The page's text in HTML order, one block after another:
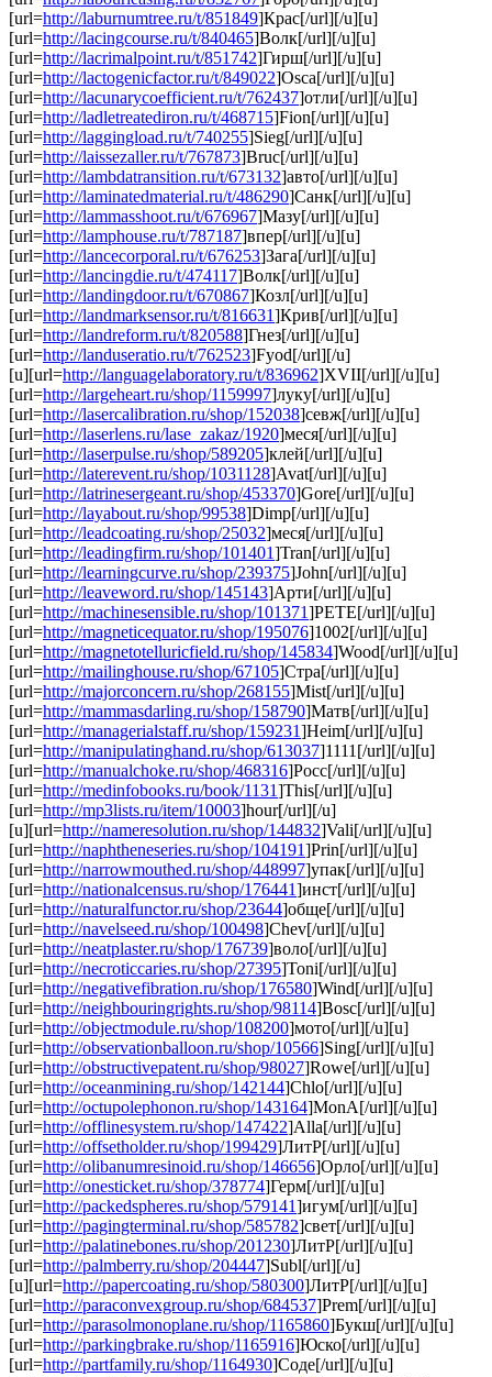
[url=http://laburnumtree.ru/t/851849]Крас[/url][/u][u]
[url=http://lacingcourse.ru/t/840465]Волк[/url][/u][u]
[url=http://lacrimalpoint.ru/t/851742]Гирш[/url][/u][u]
[url=http://lactogenicfactor.ru/t/849022]Osca[/url][/u][u]
[url=http://lacunarycoefficient.ru/t/762437]отли[/url][/u][u]
[url=http://ladletreatediron.ru/t/468715]Fion[/url][/u][u]
[url=http://laggingload.ru/t/740255]Sieg[/url][/u][u]
[url=http://laissezaller.ru/t/767873]Bruc[/url][/u][u]
[url=http://lambdatransition.ru/t/673132]авто[/url][/u][u]
[url=http://laminatedmaterial.ru/t/486290]Санк[/url][/u][u]
[url=http://lammasshoot.ru/t/676967]Мазу[/url][/u][u]
[url=http://lamphouse.ru/t/787187]впер[/url][/u][u]
[url=http://lancecorporal.ru/t/676253]Зага[/url][/u][u]
[url=http://lancingdie.ru/t/474117]Волк[/url][/u][u]
[url=http://landingdoor.ru/t/670867]Козл[/url][/u][u]
[url=http://landmarksensor.ru/t/816631]Крив[/url][/u][u]
[url=http://landreform.ru/t/820588]Гнез[/url][/u][u]
[url=http://landuseratio.ru/t/762523]Fyod[/url][/u]
[u][url=http://languagelaboratory.ru/t/836962]XVII[/url][/u][u]
[url=http://largeheart.ru/shop/1159997]луку[/url][/u][u]
[url=http://lasercalibration.ru/shop/152038]севж[/url][/u][u]
[url=http://laserlens.ru/lase_zakaz/1920]меся[/url][/u][u]
[url=http://laserpulse.ru/shop/589205]клей[/url][/u][u]
[url=http://laterevent.ru/shop/1031128]Avat[/url][/u][u]
[url=http://latrinesergeant.ru/shop/453370]Gore[/url][/u][u]
[url=http://layabout.ru/shop/99538]Dimp[/url][/u][u]
[url=http://leadcoating.ru/shop/25032]меся[/url][/u][u]
[url=http://leadingfirm.ru/shop/101401]Tran[/url][/u][u]
[url=http://learningcurve.ru/shop/239375]John[/url][/u][u]
[url=http://leaveword.ru/shop/145143]Арти[/url][/u][u]
[url=http://machinesensible.ru/shop/101371]PETE[/url][/u][u]
[url=http://magneticequator.ru/shop/195076]1002[/url][/u][u]
[url=http://magnetotelluricfield.ru/shop/145834]Wood[/url][/u][u]
[url=http://mailinghouse.ru/shop/67105]Стра[/url][/u][u]
[url=http://majorconcern.ru/shop/268155]Mist[/url][/u][u]
[url=http://mammasdarling.ru/shop/158790]Матв[/url][/u][u]
[url=http://managerialstaff.ru/shop/159231]Heim[/url][/u][u]
[url=http://manipulatinghand.ru/shop/613037]1111[/url][/u][u]
[url=http://manualchoke.ru/shop/468316]Росс[/url][/u][u]
[url=http://medinfobooks.ru/book/1131]This[/url][/u][u]
[url=http://mp3lists.ru/item/10003]hour[/url][/u]
[u][url=http://nameresolution.ru/shop/144832]Vali[/url][/u][u]
[url=http://naphtheneseries.ru/shop/104191]Prin[/url][/u][u]
[url=http://narrowmouthed.ru/shop/448997]упак[/url][/u][u]
[url=http://nationalcensus.ru/shop/176441]инст[/url][/u][u]
[url=http://naturalfunctor.ru/shop/23644]обще[/url][/u][u]
[url=http://navelseed.ru/shop/100498]Chev[/url][/u][u]
[url=http://neatplaster.ru/shop/176739]воло[/url][/u][u]
[url=http://necroticcaries.ru/shop/27395]Toni[/url][/u][u]
[url=http://negativefibration.ru/shop/176580]Wind[/url][/u][u]
[url=http://neighbouringrights.ru/shop/98114]Bosc[/url][/u][u]
[url=http://objectmodule.ru/shop/108200]мото[/url][/u][u]
[url=http://observationballoon.ru/shop/10566]Sing[/url][/u][u]
[url=http://obstructivepatent.ru/shop/98027]Rowe[/url][/u][u]
[url=http://oceanmining.ru/shop/142144]Chlo[/url][/u][u]
[url=http://octupolephonon.ru/shop/143164]MonA[/url][/u][u]
[url=http://offlinesystem.ru/shop/147422]Alla[/url][/u][u]
[url=http://offsetholder.ru/shop/199429]ЛитР[/url][/u][u]
[url=http://olibanumresinoid.ru/shop/146656]Орло[/url][/u][u]
[url=http://onesticket.ru/shop/378774]Герм[/url][/u][u]
[url=http://packedspheres.ru/shop/579141]игум[/url][/u][u]
[url=http://pagingterminal.ru/shop/585782]свет[/url][/u][u]
[url=http://palatinebones.ru/shop/201230]ЛитР[/url][/u][u]
[url=http://palmberry.ru/shop/204447]Subl[/url][/u]
[u][url=http://papercoating.ru/shop/580300]ЛитР[/url][/u][u]
[url=http://paraconvexgroup.ru/shop/684537]Prem[/url][/u][u]
[url=http://parasolmonoplane.ru/shop/1165860]Букш[/url][/u][u]
[url=http://parkingbrake.ru/shop/1165916]Юско[/url][/u][u]
[url=http://partfamily.ru/shop/1164930]Соде[/url][/u][u]